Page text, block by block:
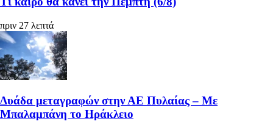
πριν 27 λεπτά
Δυάδα μεταγραφών στην ΑΕ Πυλαίας – Με
Μπαλαμπάνη το Ηράκλειο